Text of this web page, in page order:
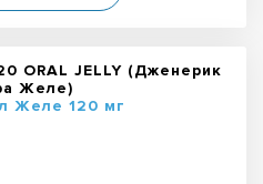
ORAL JELLY (Дженерик
Желе)
Желе 120 мг